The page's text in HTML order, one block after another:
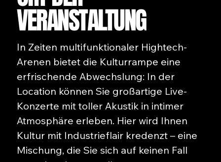
VERANSTALTUNG
In Zeiten multifunktionaler Hightech-
Arenen bietet die Kulturrampe eine
erfrischende Abwechslung: In der
Location können Sie großartige Live-
Konzerte mit toller Akustik in intimer
Atmosphäre erleben. Hier wird Ihnen
Kultur mit Industrieflair kredenzt – eine
Mischung, die Sie sich auf keinen Fall